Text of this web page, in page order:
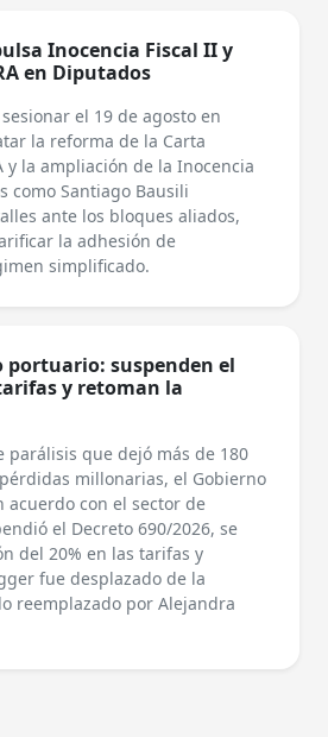
Inocencia Fiscal II y
en Diputados
el 19 de agosto en
la reforma de la Carta
y la ampliación de la Inocencia
como Santiago Bausili
ante los bloques aliados,
la adhesión de
simplificado.
portuario: suspenden el
y retoman la
parálisis que dejó más de 180
millonarias, el Gobierno
acuerdo con el sector de
el Decreto 690/2026, se
del 20% en las tarifas y
fue desplazado de la
reemplazado por Alejandra